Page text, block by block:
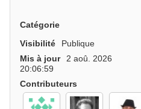
Catégorie
Visibilité
Publique
Mis à jour
2 aoû. 2026
20:06:59
Contributeurs